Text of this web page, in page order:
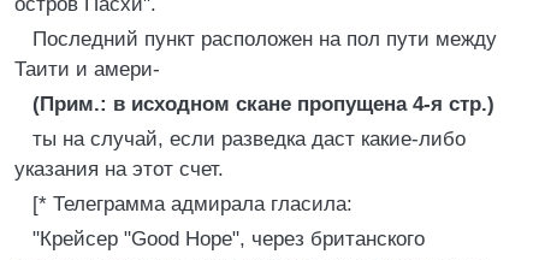
Последний пункт расположен на пол пути между
Таити и амери-
(Прим.: в исходном скане пропущена 4-я стр.)
ты на случай, если разведка даст какие-либо
указания на этот счет.
[* Телеграмма адмирала гласила:
"Крейсер "Good Норе", через британского